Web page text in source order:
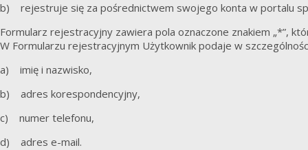
b) rejestruje się za pośrednictwem swojego konta w portalu
Formularz rejestracyjny zawiera pola oznaczone znakiem „*”,
W Formularzu rejestracyjnym Użytkownik podaje w
a) imię i nazwisko,
b) adres korespondencyjny,
c) numer telefonu,
d) adres e-mail.